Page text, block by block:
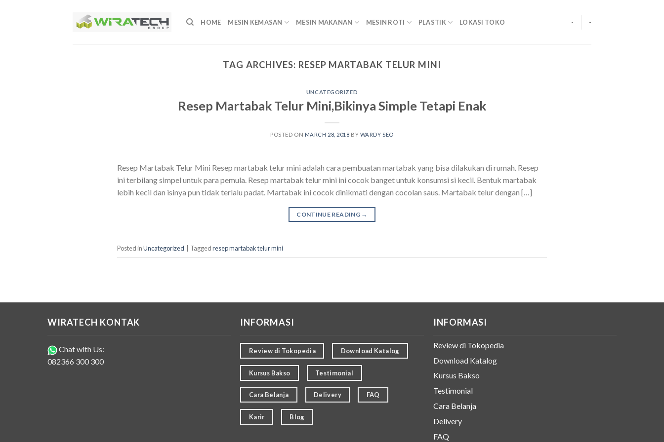
HOME MESIN KEMASAN MESIN MAKANAN MESIN ROTI PLASTIK LOKASI TOKO - -
TAG ARCHIVES: RESEP MARTABAK TELUR MINI
UNCATEGORIZED
Resep Martabak Telur Mini,Bikinya Simple Tetapi Enak
POSTED ON MARCH 28, 2018 BY WARDY SEO
Resep Martabak Telur Mini Resep martabak telur mini adalah cara pembuatan martabak yang bisa dilakukan di rumah. Resep
ini terbilang simpel untuk para pemula. Resep martabak telur mini ini cocok banget untuk konsumsi si kecil. Bentuk martabak
lebih kecil dan isinya pun tidak terlalu padat. Martabak ini cocok dinikmati dengan cocolan saus. Martabak telur dengan […]
CONTINUE READING →
Posted inUncategorized Taggedresep martabak telur mini
WIRATECH KONTAK
Chat with Us:
082366 300 300
INFORMASI
Review di Tokopedia Download Katalog
Kursus Bakso Testimonial
Cara Belanja Delivery FAQ
Karir Blog
INFORMASI
Review di Tokopedia
Download Katalog
Kursus Bakso
Testimonial
Cara Belanja
Delivery
FAQ